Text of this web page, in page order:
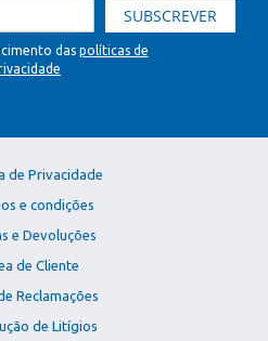
SUBSCREVER
das políticas de
de Privacidade
e condições
e Devoluções
de Cliente
Reclamações
de Litígios